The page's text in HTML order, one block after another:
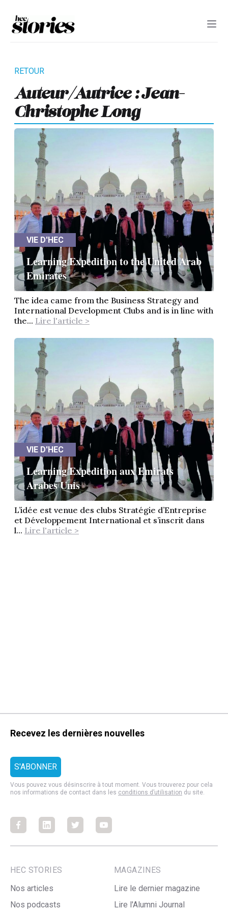
Auteur/autrice : Jean-
Christophe Long
VIE D'HEC
Learning Expedition to the United Arab
Emirates
The idea came from the Business Strategy and
International Development Clubs and is in line with
the... Lire l'article >
VIE D'HEC
Learning Expedition aux Emirats
Arabes Unis
L’idée est venue des clubs Stratégie d’Entreprise
et Développement International et s’inscrit dans
l... Lire l'article >
Recevez les dernières nouvelles
Vous pouvez vous désinscrire à tout moment. Vous trouverez pour cela
nos informations de contact dans les conditions d’utilisation du site.
FacebookFacebookFacebookFacebook
HEC STORIES
Nos articles
Nos podcasts
MAGAZINES
Lire le dernier magazine
Lire l'Alumni Journal